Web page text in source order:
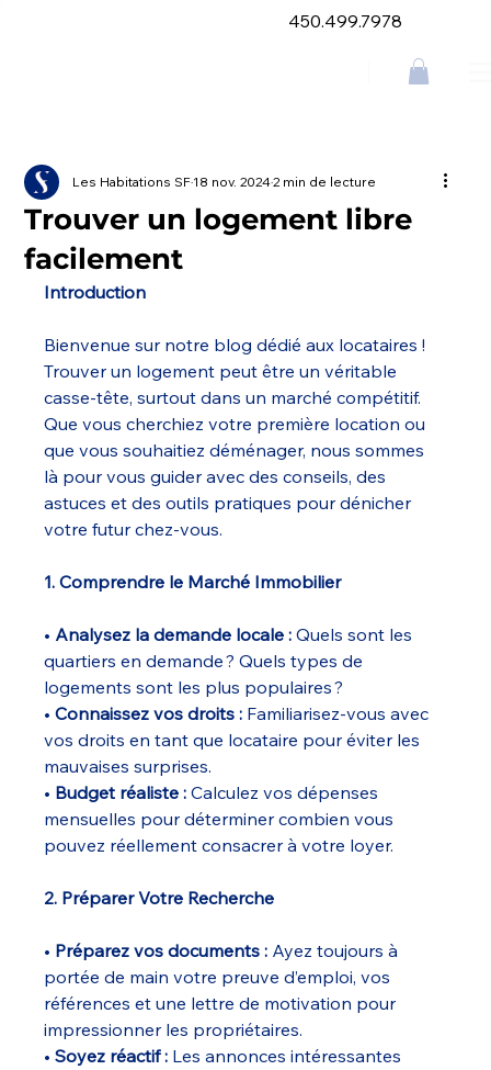
450.499.7978
Trouver un logement libre
facilement
Les Habitations SF18 nov. 20242 min de lecture
Introduction
Bienvenue sur notre blog dédié aux locataires !
Trouver un logement peut être un véritable
casse-tête, surtout dans un marché compétitif.
Que vous cherchiez votre première location ou
que vous souhaitiez déménager, nous sommes
là pour vous guider avec des conseils, des
astuces et des outils pratiques pour dénicher
votre futur chez-vous.
1. Comprendre le Marché Immobilier
• Analysez la demande locale : Quels sont les
quartiers en demande ? Quels types de
logements sont les plus populaires ?
• Connaissez vos droits : Familiarisez-vous avec
vos droits en tant que locataire pour éviter les
mauvaises surprises.
• Budget réaliste : Calculez vos dépenses
mensuelles pour déterminer combien vous
pouvez réellement consacrer à votre loyer.
2. Préparer Votre Recherche
• Préparez vos documents : Ayez toujours à
portée de main votre preuve d’emploi, vos
références et une lettre de motivation pour
impressionner les propriétaires.
• Soyez réactif : Les annonces intéressantes